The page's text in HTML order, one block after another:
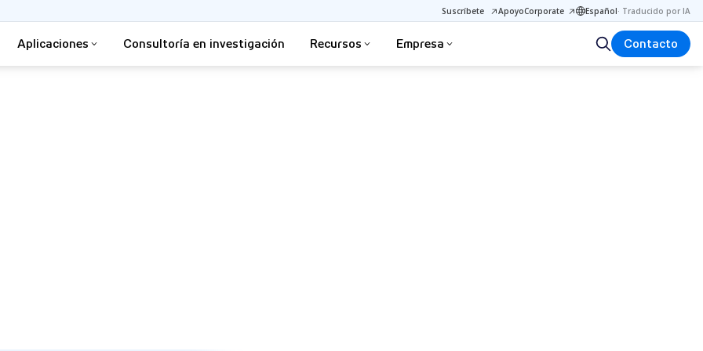
Suscríbete ApoyoCorporate Español· Traducido por IA
Aplicaciones Consultoría en investigación Recursos Empresa Contacto